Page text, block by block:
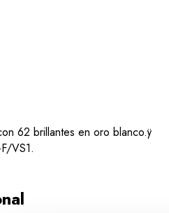
62 brillantes en oro blanco.ÿ
VS1.